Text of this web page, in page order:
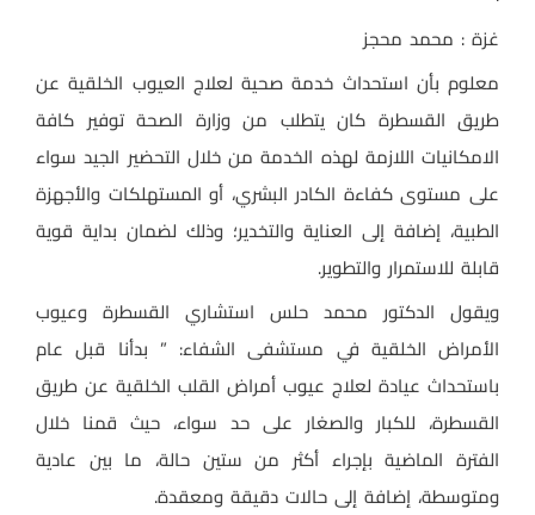
غزة : محمد محجز
معلوم بأن استحداث خدمة صحية لعلاج العيوب الخلقية عن
طريق القسطرة كان يتطلب من وزارة الصحة توفير كافة
الامكانيات اللازمة لهذه الخدمة من خلال التحضير الجيد سواء
على مستوى كفاءة الكادر البشري، أو المستهلكات والأجهزة
الطبية، إضافة إلى العناية والتخدير؛ وذلك لضمان بداية قوية
قابلة للاستمرار والتطوير.
ويقول الدكتور محمد حلس استشاري القسطرة وعيوب
الأمراض الخلقية في مستشفى الشفاء: ” بدأنا قبل عام
باستحداث عيادة لعلاج عيوب أمراض القلب الخلقية عن طريق
القسطرة، للكبار والصغار على حد سواء، حيث قمنا خلال
الفترة الماضية بإجراء أكثر من ستين حالة، ما بين عادية
ومتوسطة، إضافة إلى حالات دقيقة ومعقدة.